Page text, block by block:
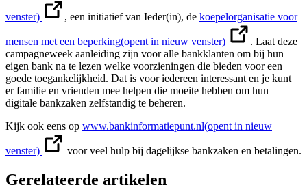
venster) , een initiatief van Ieder(in), de koepelorganisatie voor
mensen met een beperking(opent in nieuw venster)
. Laat deze
campagneweek aanleiding zijn voor alle bankklanten om bij hun
eigen bank na te lezen welke voorzieningen die bieden voor een
goede toegankelijkheid. Dat is voor iedereen interessant en je kunt
er familie en vrienden mee helpen die moeite hebben om hun
digitale bankzaken zelfstandig te beheren.
Kijk ook eens op www.bankinformatiepunt.nl(opent in nieuw
venster) voor veel hulp bij dagelijkse bankzaken en betalingen.
Gerelateerde artikelen